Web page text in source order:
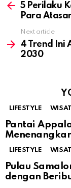
more5 Perilaku
Para
Next article
4 Trend Ini
2030
LIFESTYLE
Pantai
LIFESTYLE
Pulau
dengan